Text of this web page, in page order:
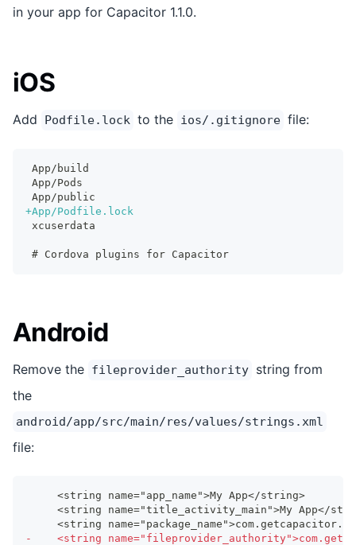
in your app for Capacitor 1.1.0.
iOS
Add Podfile.lock to the ios/.gitignore file:
App/build
App/Pods
App/public
+App/Podfile.lock
xcuserdata
# Cordova plugins for Capacitor
Android
Remove the fileprovider_authority string from
the
android/app/src/main/res/values/strings.xml
file:
    <string name="app_name">My App</string>
<string name="title_activity_main">My App</
<string
-
<string